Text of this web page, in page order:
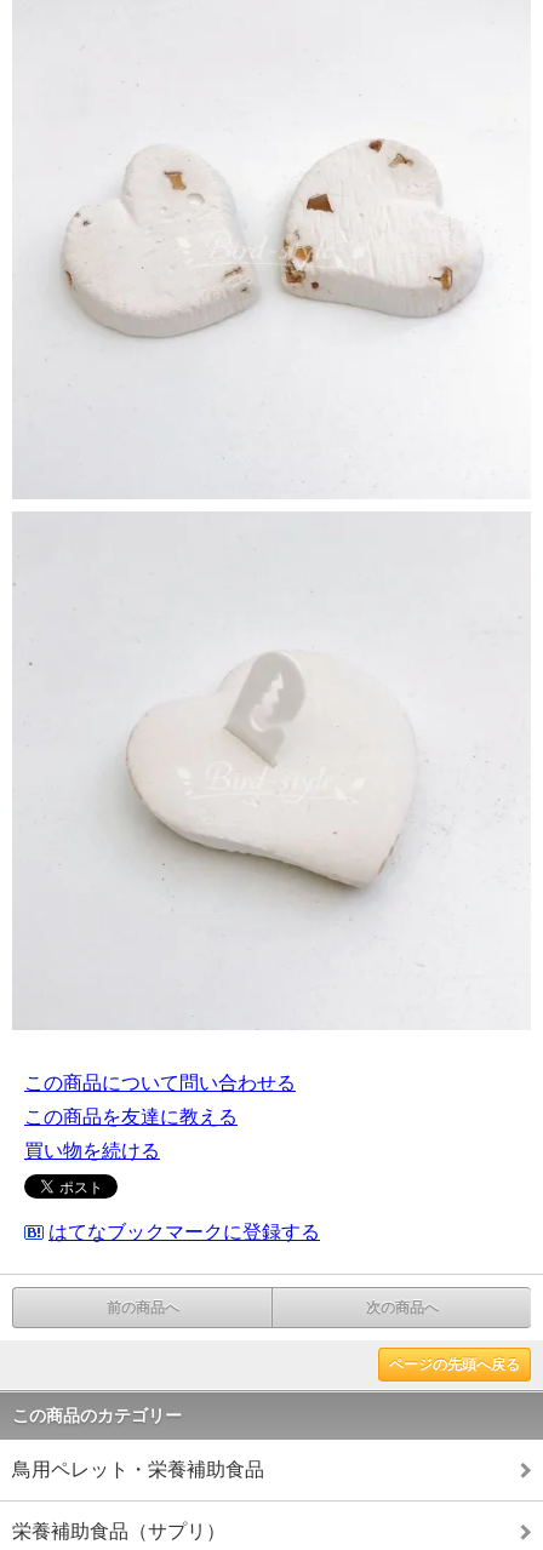
この商品について問い合わせる
この商品を友達に教える
買い物を続ける
はてなブックマークに登録する
前の商品へ 次の商品へ
ページの先頭へ戻る
この商品のカテゴリー
鳥用ペレット・栄養補助食品
栄養補助食品（サプリ）